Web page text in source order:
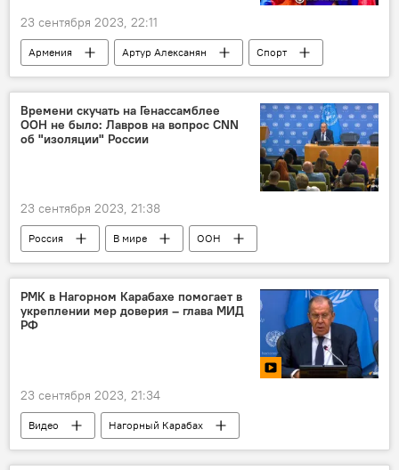
23 сентября 2023, 22:11
Армения Артур Алексанян
Спорт
греко-римская борьба
Времени скучать на Генассамблее
ООН не было: Лавров на вопрос CNN
об "изоляции" России
23 сентября 2023, 21:38
Россия В мире
ООН
Нью-Йорк
Лавров Сергей
РМК в Нагорном Карабахе помогает в
укреплении мер доверия – глава МИД
РФ
23 сентября 2023, 21:34
Видео
Нагорный Карабах
Политика
меры
доверие